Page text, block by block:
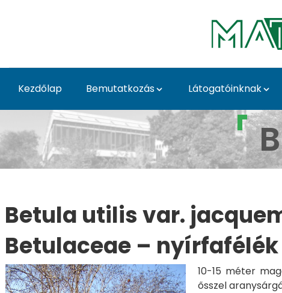
Kezdőlap Bemutatkozás Látogatóinknak
Betula utilis var.
Betula utilis var.
Betulaceae –
10-15 méter
ősszel